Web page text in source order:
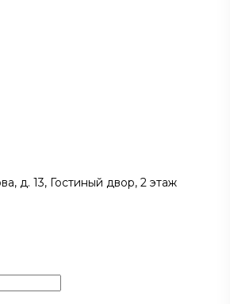
д. 13, Гостиный двор, 2 этаж